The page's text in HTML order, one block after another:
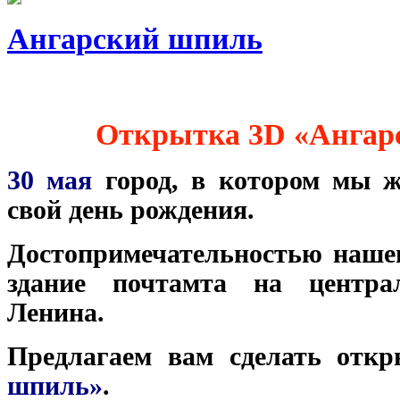
Ангарский шпиль
Открытка 3D
30 мая город, в котором мы
свой день рождения.
Достопримечательностью
здание почтамта на
Ленина.
Предлагаем вам сделать
шпиль».